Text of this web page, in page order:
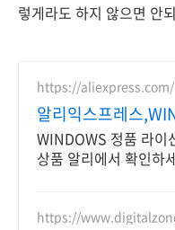
렇게라도 하지 않으면 안
https://aliexpress.com/
알리익스프레스
맘에 쏙드는 오늘의
WINDOWS 정품 라이
상품 알리에서 확인하
https://